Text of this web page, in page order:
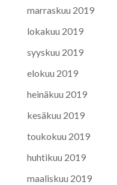
marraskuu 2019
lokakuu 2019
syyskuu 2019
elokuu 2019
heinäkuu 2019
kesäkuu 2019
toukokuu 2019
huhtikuu 2019
maaliskuu 2019